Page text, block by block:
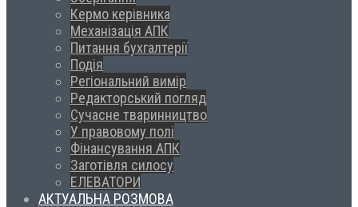
Кермо керівника
Механізація АПК
Питання бухгалтерії
Подія
Регіональний вимір
Редакторський погляд
Сучасне тваринництво
У правовому полі
Фінансування АПК
Заготівля силосу
ЕЛЕВАТОРИ
АКТУАЛЬНА РОЗМОВА